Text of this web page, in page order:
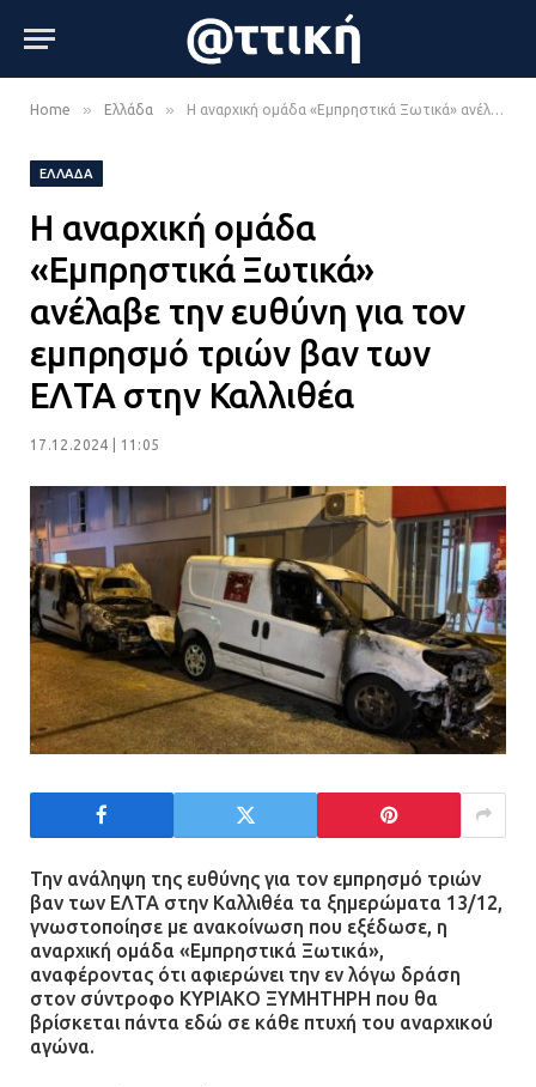
Home » Ελλάδα » Η αναρχική ομάδα «Εμπρηστικά Ξωτικά» ανέλαβε την ευθύνη για τον εμπρησμό τριών βαν των ΕΛΤΑ στην Καλλιθέα
ΕΛΛΆΔΑ
Η αναρχική ομάδα
«Εμπρηστικά Ξωτικά»
ανέλαβε την ευθύνη για τον
εμπρησμό τριών βαν των
ΕΛΤΑ στην Καλλιθέα
17.12.2024 | 11:05
Την ανάληψη της ευθύνης για τον εμπρησμό τριών
βαν των ΕΛΤΑ στην Καλλιθέα τα ξημερώματα 13/12,
γνωστοποίησε με ανακοίνωση που εξέδωσε, η
αναρχική ομάδα «Εμπρηστικά Ξωτικά»,
αναφέροντας ότι αφιερώνει την εν λόγω δράση
στον σύντροφο ΚΥΡΙΑΚΟ ΞΥΜΗΤΗΡΗ που θα
βρίσκεται πάντα εδώ σε κάθε πτυχή του αναρχικού
αγώνα.